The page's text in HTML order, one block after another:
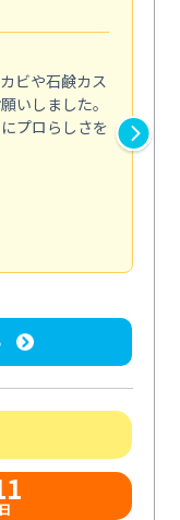
ビや石鹸カス
いしました。
プロらしさを